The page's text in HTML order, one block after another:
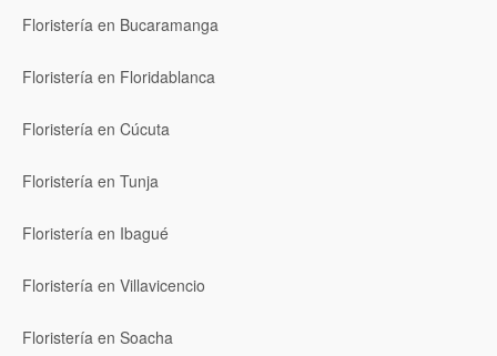
Floristería en Bucaramanga
Floristería en Floridablanca
Floristería en Cúcuta
Floristería en Tunja
Floristería en Ibagué
Floristería en Villavicencio
Floristería en Soacha